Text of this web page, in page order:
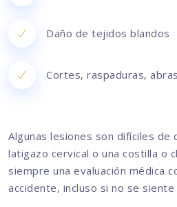
Daño de tejidos blandos
Cortes, raspaduras,
Algunas lesiones son difíciles de
latigazo cervical o una costilla o
siempre una evaluación médica
accidente, incluso si no se siente